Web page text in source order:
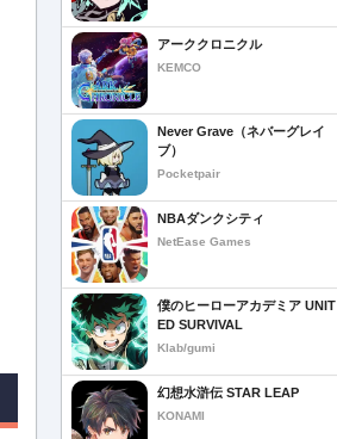
アーククロニクル
KEMCO
Never Grave（ネバーグレイ
ブ）
Pocketpair
NBAダンクシティ
NetEase Games
僕のヒーローアカデミア UNIT
ED SURVIVAL
Klab/gumi
幻想水滸伝 STAR LEAP
KONAMI